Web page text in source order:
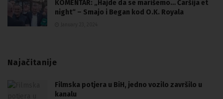
KOMENTAR: „Hajde da se marišemo… Čaršija et
night“ – Smajo i Began kod O.K. Royala
Najačitanije
Filmska potjera u BiH, jedno vozilo završilo u
kanalu